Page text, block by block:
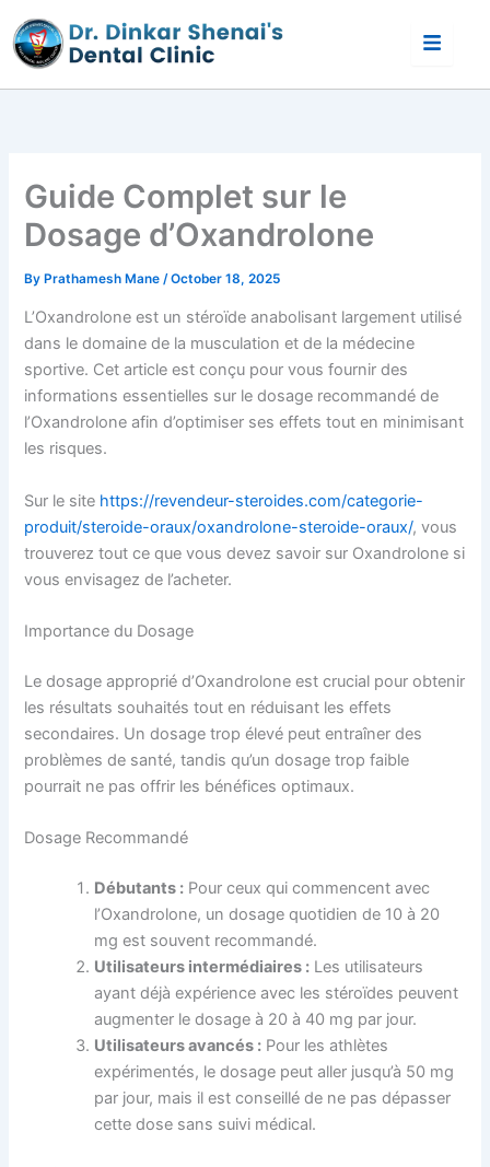
to
content
Guide Complet sur le
Dosage d’Oxandrolone
ByPrathamesh Mane/October 18, 2025
L’Oxandrolone est un stéroïde anabolisant largement utilisé
dans le domaine de la musculation et de la médecine
sportive. Cet article est conçu pour vous fournir des
informations essentielles sur le dosage recommandé de
l’Oxandrolone afin d’optimiser ses effets tout en minimisant
les risques.
Sur le site https://revendeur-steroides.com/categorie-
produit/steroide-oraux/oxandrolone-steroide-oraux/, vous
trouverez tout ce que vous devez savoir sur Oxandrolone si
vous envisagez de l’acheter.
Importance du Dosage
Le dosage approprié d’Oxandrolone est crucial pour obtenir
les résultats souhaités tout en réduisant les effets
secondaires. Un dosage trop élevé peut entraîner des
problèmes de santé, tandis qu’un dosage trop faible
pourrait ne pas offrir les bénéfices optimaux.
Dosage Recommandé
Débutants : Pour ceux qui commencent avec
l’Oxandrolone, un dosage quotidien de 10 à 20
mg est souvent recommandé.
Utilisateurs intermédiaires : Les utilisateurs
ayant déjà expérience avec les stéroïdes peuvent
augmenter le dosage à 20 à 40 mg par jour.
Utilisateurs avancés : Pour les athlètes
expérimentés, le dosage peut aller jusqu’à 50 mg
par jour, mais il est conseillé de ne pas dépasser
cette dose sans suivi médical.